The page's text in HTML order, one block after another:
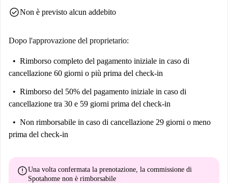
check_circleNon è previsto alcun addebito
Dopo l'approvazione del proprietario:
Rimborso completo del pagamento iniziale in caso di
cancellazione 60 giorni o più prima del check-in
Rimborso del 50% del pagamento iniziale in caso di
cancellazione tra 30 e 59 giorni prima del check-in
Non rimborsabile in caso di cancellazione 29 giorni o meno
prima del check-in
errorUna volta confermata la prenotazione, la commissione di
Spotahome non è rimborsabile